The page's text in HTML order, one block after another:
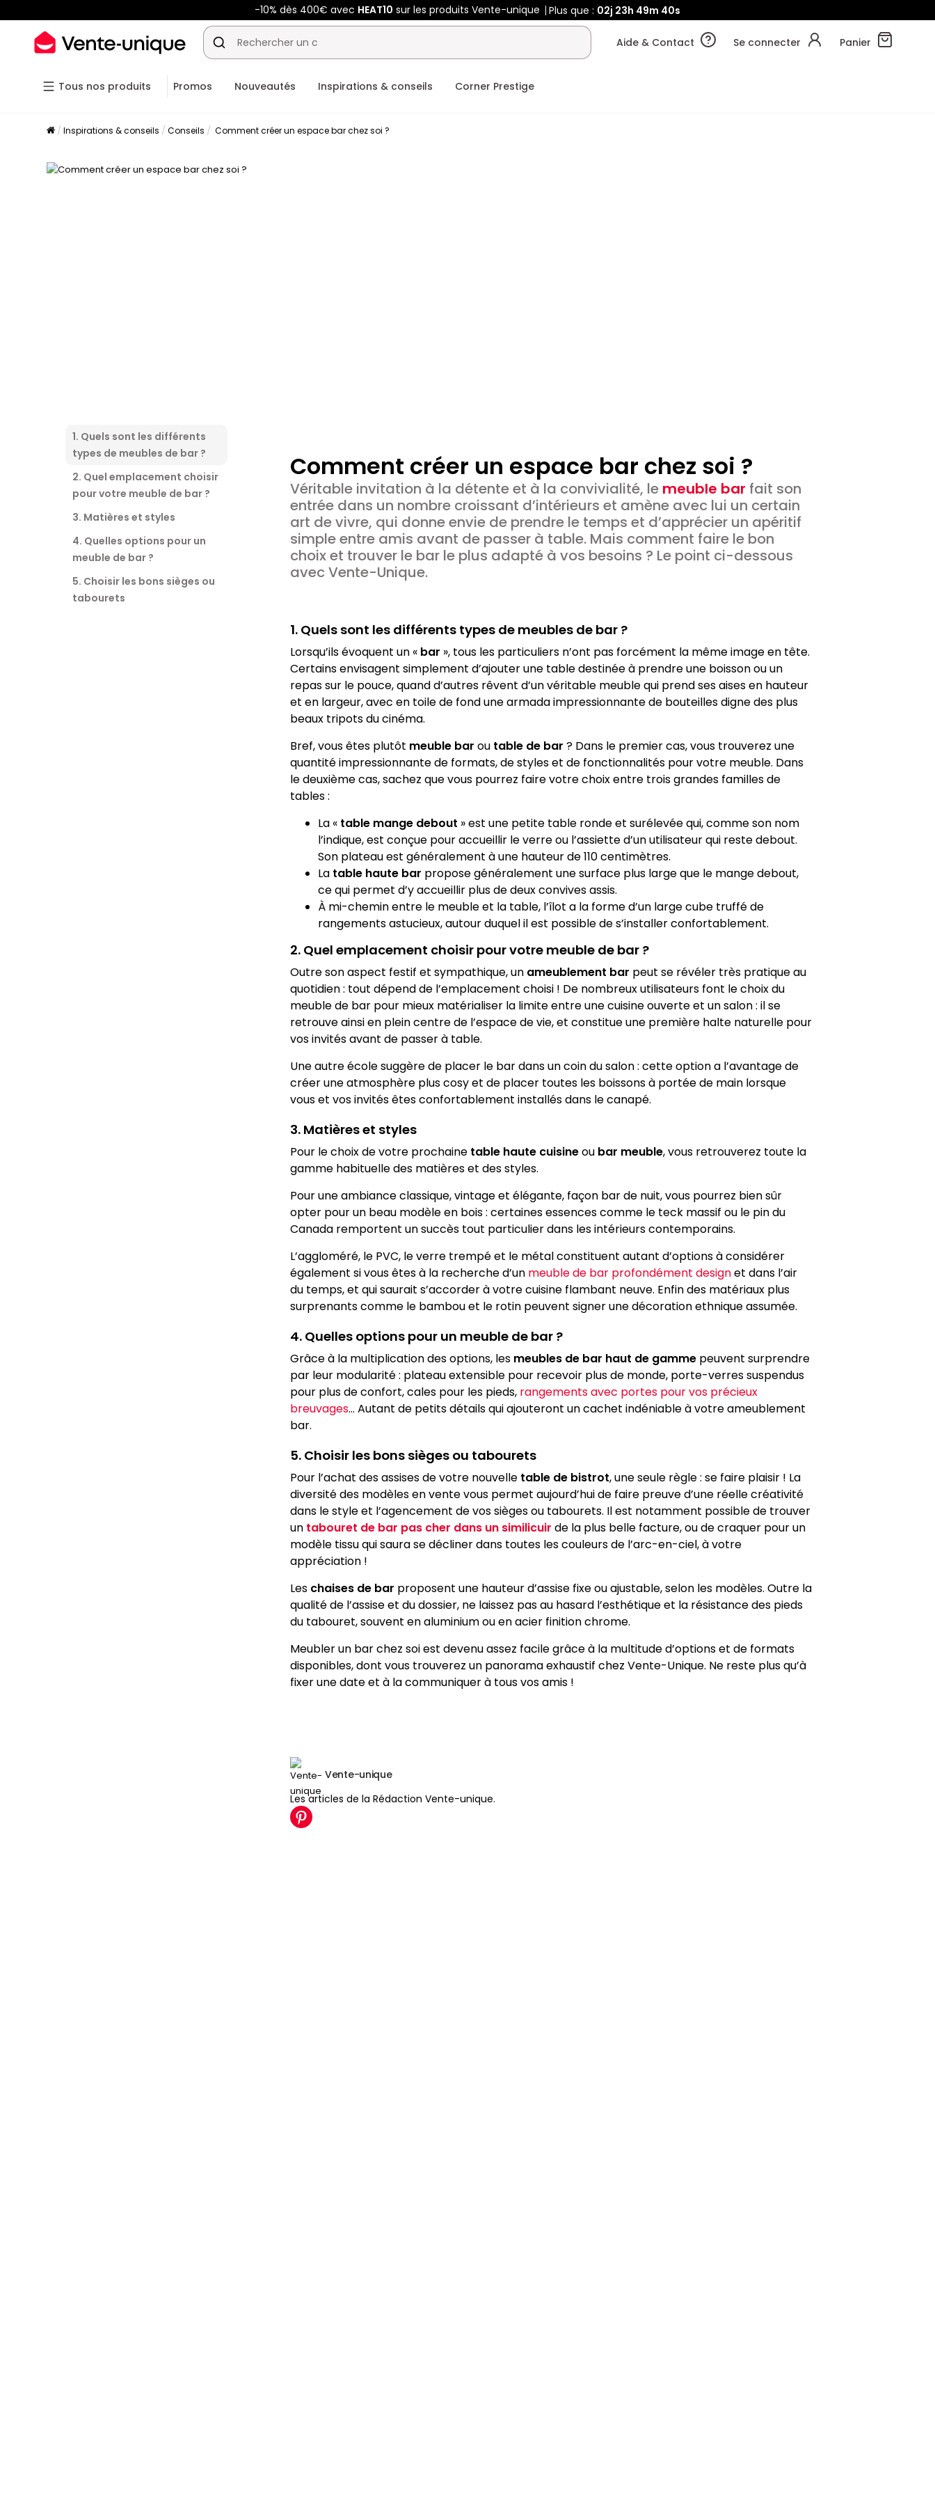
-10% dès 400€ avec HEAT10 sur les produits Vente-unique Plus que : 02j 23h 49m 39s
Aide & Contact Se connecter Panier
Tous nos produits Promos Nouveautés Inspirations & conseils Corner Prestige
Inspirations & conseils Conseils Comment créer un espace bar chez soi ?
1. Quels sont les différents
types de meubles de bar ?
2. Quel emplacement choisir
pour votre meuble de bar ?
3. Matières et styles
4. Quelles options pour un
meuble de bar ?
5. Choisir les bons sièges ou
tabourets
Comment créer un espace bar chez soi ?
Véritable invitation à la détente et à la convivialité, le meuble bar fait son
entrée dans un nombre croissant d’intérieurs et amène avec lui un certain
art de vivre, qui donne envie de prendre le temps et d’apprécier un apéritif
simple entre amis avant de passer à table. Mais comment faire le bon
choix et trouver le bar le plus adapté à vos besoins ? Le point ci-dessous
avec Vente-Unique.
1. Quels sont les différents types de meubles de bar ?
Lorsqu’ils évoquent un « bar », tous les particuliers n’ont pas forcément la même image en tête.
Certains envisagent simplement d’ajouter une table destinée à prendre une boisson ou un
repas sur le pouce, quand d’autres rêvent d’un véritable meuble qui prend ses aises en hauteur
et en largeur, avec en toile de fond une armada impressionnante de bouteilles digne des plus
beaux tripots du cinéma.
Bref, vous êtes plutôt meuble bar ou table de bar ? Dans le premier cas, vous trouverez une
quantité impressionnante de formats, de styles et de fonctionnalités pour votre meuble. Dans
le deuxième cas, sachez que vous pourrez faire votre choix entre trois grandes familles de
tables :
La « table mange debout » est une petite table ronde et surélevée qui, comme son nom
l’indique, est conçue pour accueillir le verre ou l’assiette d’un utilisateur qui reste debout.
Son plateau est généralement à une hauteur de 110 centimètres.
La table haute bar propose généralement une surface plus large que le mange debout,
ce qui permet d’y accueillir plus de deux convives assis.
À mi-chemin entre le meuble et la table, l’îlot a la forme d’un large cube truffé de
rangements astucieux, autour duquel il est possible de s’installer confortablement.
2. Quel emplacement choisir pour votre meuble de bar ?
Outre son aspect festif et sympathique, un ameublement bar peut se révéler très pratique au
quotidien : tout dépend de l’emplacement choisi ! De nombreux utilisateurs font le choix du
meuble de bar pour mieux matérialiser la limite entre une cuisine ouverte et un salon : il se
retrouve ainsi en plein centre de l’espace de vie, et constitue une première halte naturelle pour
vos invités avant de passer à table.
Une autre école suggère de placer le bar dans un coin du salon : cette option a l’avantage de
créer une atmosphère plus cosy et de placer toutes les boissons à portée de main lorsque
vous et vos invités êtes confortablement installés dans le canapé.
3. Matières et styles
Pour le choix de votre prochaine table haute cuisineou bar meuble, vous retrouverez toute la
gamme habituelle des matières et des styles.
Pour une ambiance classique, vintage et élégante, façon bar de nuit, vous pourrez bien sûr
opter pour un beau modèle en bois : certaines essences comme le teck massif ou le pin du
Canada remportent un succès tout particulier dans les intérieurs contemporains.
L’aggloméré, le PVC, le verre trempé et le métal constituent autant d’options à considérer
également si vous êtes à la recherche d’un meuble de bar profondément designet dans l’air
du temps, et qui saurait s’accorder à votre cuisine flambant neuve. Enfin des matériaux plus
surprenants comme le bambou et le rotin peuvent signer une décoration ethnique assumée.
4. Quelles options pour un meuble de bar ?
Grâce à la multiplication des options, les meubles de bar haut de gamme peuvent surprendre
par leur modularité : plateau extensible pour recevoir plus de monde, porte-verres suspendus
pour plus de confort, cales pour les pieds, rangements avec portes pour vos précieux
breuvages… Autant de petits détails qui ajouteront un cachet indéniable à votre ameublement
bar.
5. Choisir les bons sièges ou tabourets
Pour l’achat des assises de votre nouvelle table de bistrot, une seule règle : se faire plaisir ! La
diversité des modèles en vente vous permet aujourd’hui de faire preuve d’une réelle créativité
dans le style et l’agencement de vos sièges ou tabourets. Il est notamment possible de trouver
un tabouret de bar pas cher dans un similicuir de la plus belle facture, ou de craquer pour un
modèle tissu qui saura se décliner dans toutes les couleurs de l’arc-en-ciel, à votre
appréciation !
Les chaises de bar proposent une hauteur d’assise fixe ou ajustable, selon les modèles. Outre la
qualité de l’assise et du dossier, ne laissez pas au hasard l’esthétique et la résistance des pieds
du tabouret, souvent en aluminium ou en acier finition chrome.
Meubler un bar chez soi est devenu assez facile grâce à la multitude d’options et de formats
disponibles, dont vous trouverez un panorama exhaustif chez Vente-Unique. Ne reste plus qu’à
fixer une date et à la communiquer à tous vos amis !
Vente-unique
Les articles de la Rédaction Vente-unique.